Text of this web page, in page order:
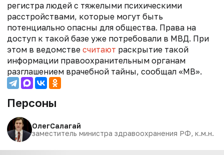
регистра людей с тяжелыми психическими
расстройствами, которые могут быть
потенциально опасны для общества. Права на
доступ к такой базе уже потребовали в МВД. При
этом в ведомстве считают раскрытие такой
информации правоохранительным органам
разглашением врачебной тайны, сообщал «МВ».
Персоны
ОлегСалагай
заместитель министра здравоохранения РФ, к.м.н.